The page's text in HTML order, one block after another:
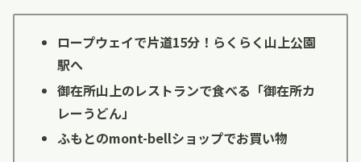
ロープウェイで片道15分！らくらく山上公園
駅へ
御在所山上のレストランで食べる「御在所カ
レーうどん」
ふもとのmont-bellショップでお買い物